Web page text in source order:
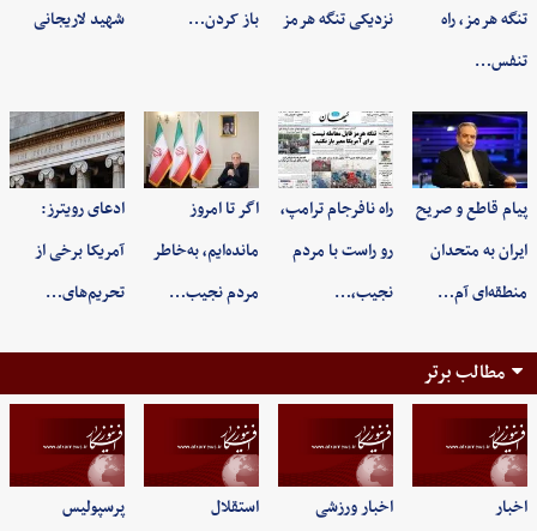
تنگه هرمز، راه
تنفس…
نزدیکی تنگه هرمز
باز کردن…
شهید لاریجانی
پیام قاطع و صریح
ایران به متحدان
منطقه‌ای آم…
راه نافرجام ترامپ،
رو راست با مردم
نجیب،…
اگر تا امروز
مانده‌ایم، به‌خاطر
مردم نجیب…
ادعای رویترز:
آمریکا برخی از
تحریم‌های…
مطالب برتر
اخبار اخبار ورزشی استقلال پرسپولیس